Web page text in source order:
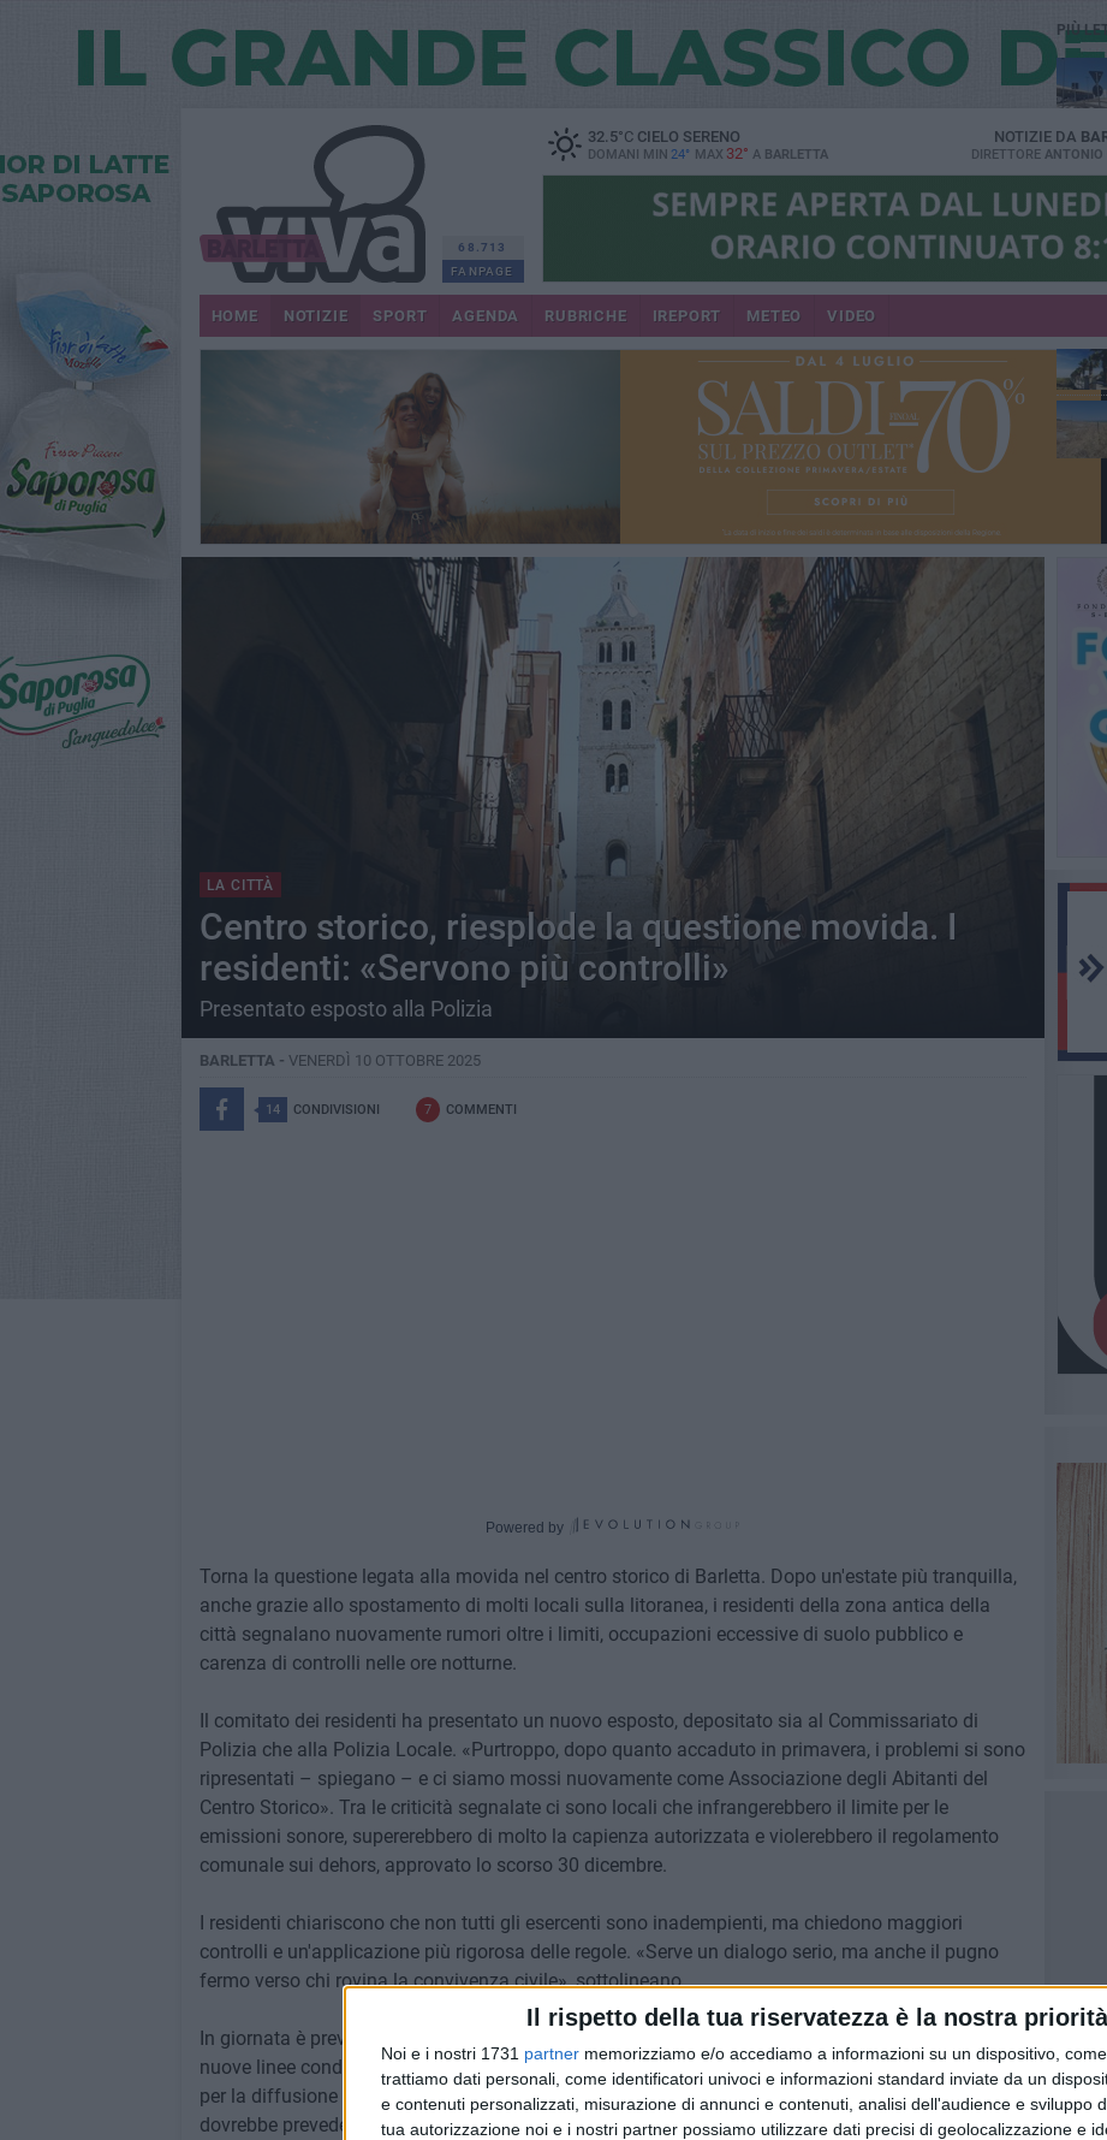
Il rispetto della tua riservatezza è la nostra priorità
Noi e i nostri 1731 partner memorizziamo e/o accediamo a informazioni su un dispositivo,
trattiamo dati personali, come identificatori univoci e informazioni standard inviate da un
e contenuti personalizzati, misurazione di annunci e contenuti, analisi dell'audience e sviluppo
tua autorizzazione noi e i nostri partner possiamo utilizzare dati precisi di geolocalizzazione e
68.713
FANPAGE
32.5°CCIELO SERENO
DOMANI MIN 24° MAX 32° A BARLETTA
NOTIZIE DA
DIRETTORE ANTONIO
HOME NOTIZIE SPORT AGENDA RUBRICHE IREPORT METEO VIDEO
LA CITTÀ
Centro storico, riesplode la questione movida. I
residenti: «Servono più controlli»
Presentato esposto alla Polizia
BARLETTA - VENERDÌ 10 OTTOBRE 2025
14 CONDIVISIONI 7 COMMENTI
Powered by
Torna la questione legata alla movida nel centro storico di Barletta. Dopo un'estate più tranquilla,
anche grazie allo spostamento di molti locali sulla litoranea, i residenti della zona antica della
città segnalano nuovamente rumori oltre i limiti, occupazioni eccessive di suolo pubblico e
carenza di controlli nelle ore notturne.
Il comitato dei residenti ha presentato un nuovo esposto, depositato sia al Commissariato di
Polizia che alla Polizia Locale. «Purtroppo, dopo quanto accaduto in primavera, i problemi si sono
ripresentati – spiegano – e ci siamo mossi nuovamente come Associazione degli Abitanti del
Centro Storico». Tra le criticità segnalate ci sono locali che infrangerebbero il limite per le
emissioni sonore, supererebbero di molto la capienza autorizzata e violerebbero il regolamento
comunale sui dehors, approvato lo scorso 30 dicembre.
I residenti chiariscono che non tutti gli esercenti sono inadempienti, ma chiedono maggiori
controlli e un'applicazione più rigorosa delle regole. «Serve un dialogo serio, ma anche il pugno
fermo verso chi rovina la convivenza civile», sottolineano.
In giornata è previsto un incontro tra amministrazione comunale e titolari dei locali per discutere
nuove linee condivise, anche alla luce della scadenza – lo scorso 30 settembre – degli orari estivi
per la diffusione musicale. Si attende ora l'entrata in vigore della regolamentazione invernale, che
dovrebbe prevedere lo stop alle emissioni sonore tra le 23 nei giorni feriali e le 24 nei fine
PIÙ